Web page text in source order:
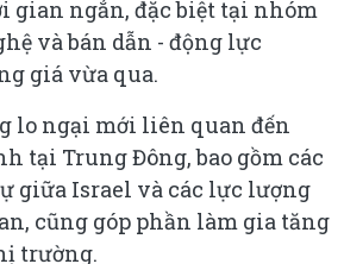
gian ngắn, đặc biệt tại nhóm
và bán dẫn - động lực
giá vừa qua.
lo ngại mới liên quan đến
tại Trung Đông, bao gồm các
giữa Israel và các lực lượng
cũng góp phần làm gia tăng
trường.